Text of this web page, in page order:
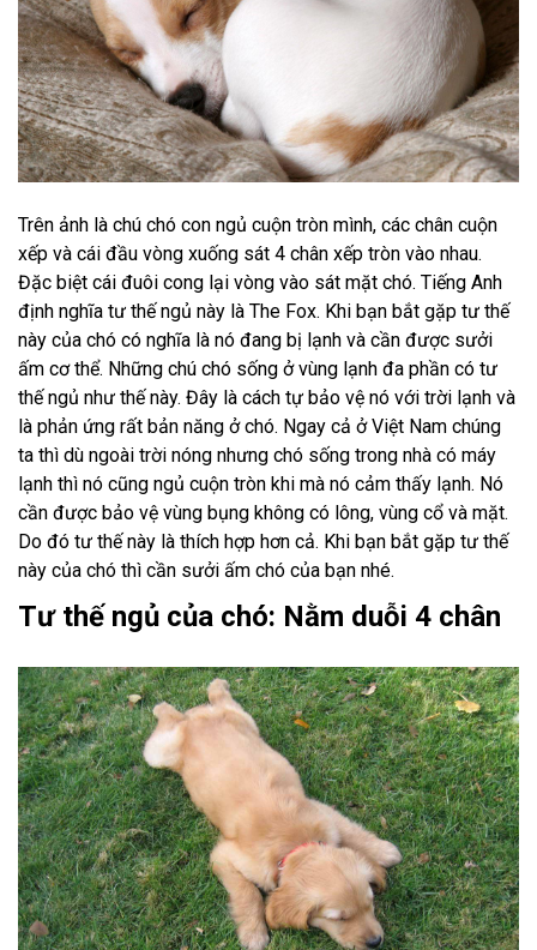
Trên ảnh là chú chó con ngủ cuộn tròn mình, các chân cuộn
xếp và cái đầu vòng xuống sát 4 chân xếp tròn vào nhau.
Đặc biệt cái đuôi cong lại vòng vào sát mặt chó. Tiếng Anh
định nghĩa tư thế ngủ này là The Fox. Khi bạn bắt gặp tư thế
này của chó có nghĩa là nó đang bị lạnh và cần được sưởi
ấm cơ thể. Những chú chó sống ở vùng lạnh đa phần có tư
thế ngủ như thế này. Đây là cách tự bảo vệ nó với trời lạnh và
là phản ứng rất bản năng ở chó. Ngay cả ở Việt Nam chúng
ta thì dù ngoài trời nóng nhưng chó sống trong nhà có máy
lạnh thì nó cũng ngủ cuộn tròn khi mà nó cảm thấy lạnh. Nó
cần được bảo vệ vùng bụng không có lông, vùng cổ và mặt.
Do đó tư thế này là thích hợp hơn cả. Khi bạn bắt gặp tư thế
này của chó thì cần sưởi ấm chó của bạn nhé.
Tư thế ngủ của chó: Nằm duỗi 4 chân